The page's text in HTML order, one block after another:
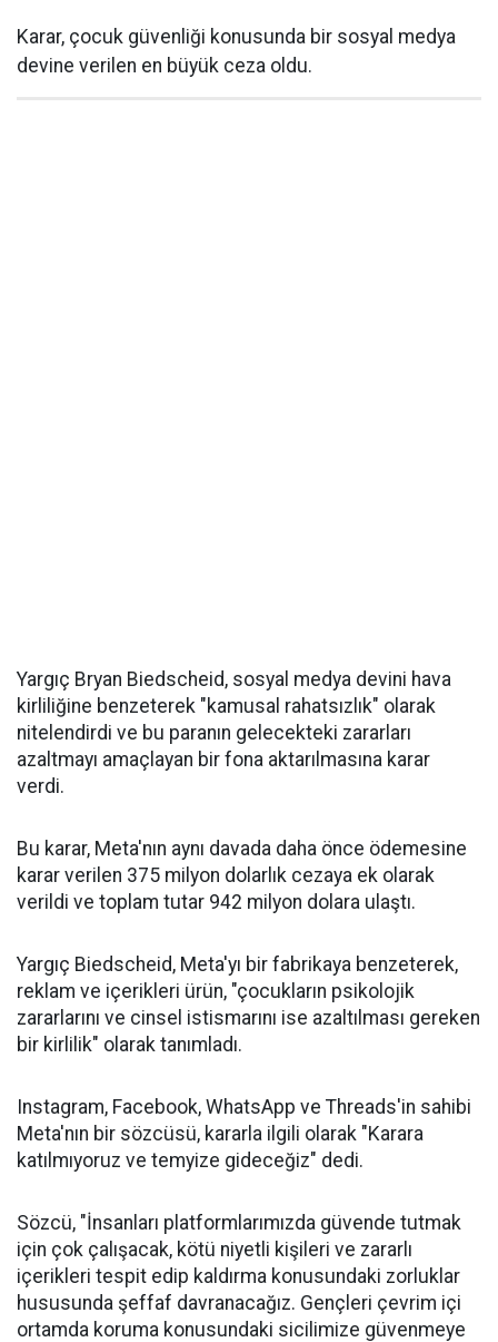
Karar, çocuk güvenliği konusunda bir sosyal medya
devine verilen en büyük ceza oldu.
Yargıç Bryan Biedscheid, sosyal medya devini hava
kirliliğine benzeterek "kamusal rahatsızlık" olarak
nitelendirdi ve bu paranın gelecekteki zararları
azaltmayı amaçlayan bir fona aktarılmasına karar
verdi.
Bu karar, Meta'nın aynı davada daha önce ödemesine
karar verilen 375 milyon dolarlık cezaya ek olarak
verildi ve toplam tutar 942 milyon dolara ulaştı.
Yargıç Biedscheid, Meta'yı bir fabrikaya benzeterek,
reklam ve içerikleri ürün, "çocukların psikolojik
zararlarını ve cinsel istismarını ise azaltılması gereken
bir kirlilik" olarak tanımladı.
Instagram, Facebook, WhatsApp ve Threads'in sahibi
Meta'nın bir sözcüsü, kararla ilgili olarak "Karara
katılmıyoruz ve temyize gideceğiz" dedi.
Sözcü, "İnsanları platformlarımızda güvende tutmak
için çok çalışacak, kötü niyetli kişileri ve zararlı
içerikleri tespit edip kaldırma konusundaki zorluklar
hususunda şeffaf davranacağız. Gençleri çevrim içi
ortamda koruma konusundaki sicilimize güvenmeye